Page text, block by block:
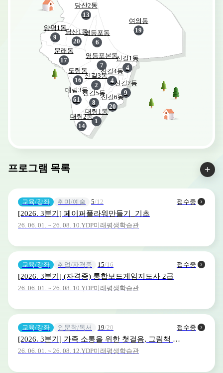
여의동
19
당산1동
20
당산2동
13
양평1동
9
신길1동
4
신길3동
2
신길4동
4
신길5동
8
신길6동
20
신길7동
9
대림1동
1
대림2동
14
대림3동
61
영등포본동
7
영등포동
6
도림동
16
문래동
17
프로그램 목록
교육/강좌 취미/예술 5/12 접수중
[2026. 3분기] 페이퍼플라워만들기_기초
26. 06. 01. ~ 26. 08. 10. YDP미래평생학습관
교육/강좌 취업/자격증 15/16 접수중
[2026. 3분기] (자격증) 통합보드게임지도사 2급
26. 06. 01. ~ 26. 08. 10. YDP미래평생학습관
교육/강좌 인문학/독서 19/20 접수중
[2026. 3분기] 가족 소통을 위한 첫걸음, 그림책 하브루타
26. 06. 01. ~ 26. 08. 12. YDP미래평생학습관